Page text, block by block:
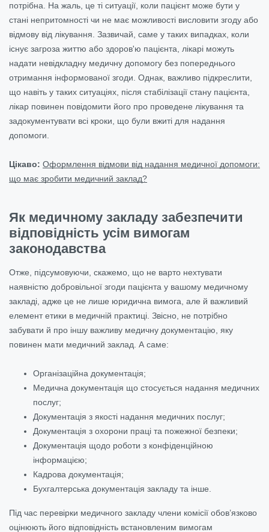
потрібна. На жаль, це ті ситуації, коли пацієнт може бути у
стані непритомності чи не має можливості висловити згоду або
відмову від лікування. Зазвичай, саме у таких випадках, коли
існує загроза життю або здоров'ю пацієнта, лікарі можуть
надати невідкладну медичну допомогу без попереднього
отримання інформованої згоди. Однак, важливо підкреслити,
що навіть у таких ситуаціях, після стабілізації стану пацієнта,
лікар повинен повідомити його про проведене лікування та
задокументувати всі кроки, що були вжиті для надання
допомоги.
Цікаво: Оформлення відмови від надання медичної допомоги:
що має зробити медичний заклад?
Як медичному закладу забезпечити
відповідність усім вимогам
законодавства
Отже, підсумовуючи, скажемо, що не варто нехтувати
наявністю добровільної згоди пацієнта у вашому медичному
закладі, адже це не лише юридична вимога, але й важливий
елемент етики в медичній практиці. Звісно, не потрібно
забувати й про іншу важливу медичну документацію, яку
повинен мати медичний заклад. А саме:
Організаційна документація;
Медична документація що стосується надання медичних
послуг;
Документація з якості надання медичних послуг;
Документація з охорони праці та пожежної безпеки;
Документація щодо роботи з конфіденційною
інформацією;
Кадрова документація;
Бухгалтерська документація закладу та інше.
Під час перевірки медичного закладу члени комісії обов’язково
оцінюють його відповідність встановленим вимогам